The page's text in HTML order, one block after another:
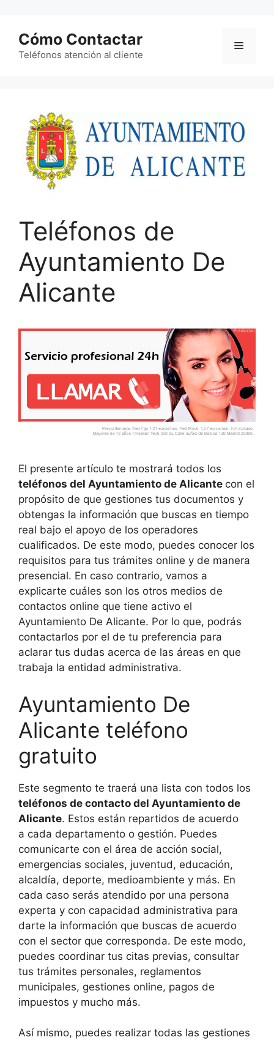
contenido
Cómo Contactar
Teléfonos atención al cliente
Menú
Teléfonos de
Ayuntamiento De
Alicante
El presente artículo te mostrará todos los
teléfonos del Ayuntamiento de Alicante con el
propósito de que gestiones tus documentos y
obtengas la información que buscas en tiempo
real bajo el apoyo de los operadores
cualificados. De este modo, puedes conocer los
requisitos para tus trámites online y de manera
presencial. En caso contrario, vamos a
explicarte cuáles son los otros medios de
contactos online que tiene activo el
Ayuntamiento De Alicante. Por lo que, podrás
contactarlos por el de tu preferencia para
aclarar tus dudas acerca de las áreas en que
trabaja la entidad administrativa.
Ayuntamiento De
Alicante teléfono
gratuito
Este segmento te traerá una lista con todos los
teléfonos de contacto del Ayuntamiento de
Alicante. Estos están repartidos de acuerdo
a cada departamento o gestión. Puedes
comunicarte con el área de acción social,
emergencias sociales, juventud, educación,
alcaldía, deporte, medioambiente y más. En
cada caso serás atendido por una persona
experta y con capacidad administrativa para
darte la información que buscas de acuerdo
con el sector que corresponda. De este modo,
puedes coordinar tus citas previas, consultar
tus trámites personales, reglamentos
municipales, gestiones online, pagos de
impuestos y mucho más.
Así mismo, puedes realizar todas las gestiones